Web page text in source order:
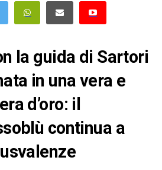
la guida di Sartori
in una vera e
d’oro: il
continua a